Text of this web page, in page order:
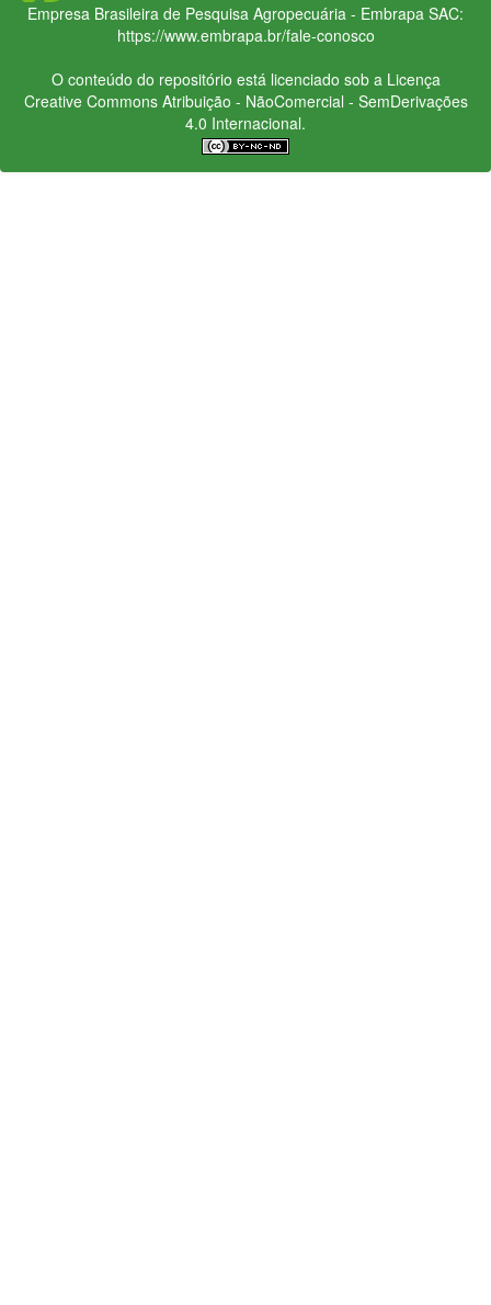
Empresa Brasileira de Pesquisa Agropecuária - Embrapa SAC:
https://www.embrapa.br/fale-conosco
O conteúdo do repositório está licenciado sob a Licença
Creative CommonsAtribuição - NãoComercial - SemDerivações
4.0 Internacional.